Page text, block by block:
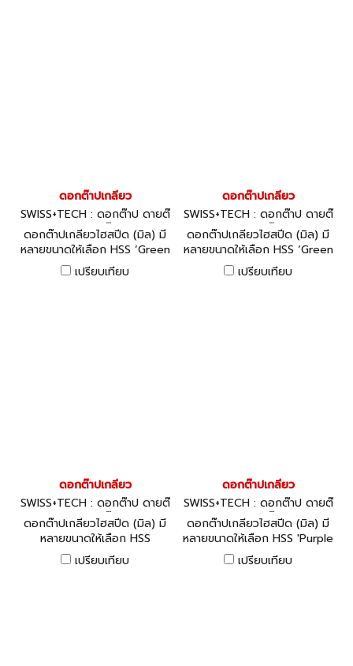
ดอกต๊าปเกลียว
SWISS+TECH : ดอกต๊าป ดายต๊
าป ด้ามต๊าป
ดอกต๊าปเกลียวไฮสปีด (มิล) มี
หลายขนาดให้เลือก HSS ‘Green
Ring’ Fluteless Taps - ISO
Metric Coarse
เปรียบเทียบ
ดอกต๊าปเกลียว
SWISS+TECH : ดอกต๊าป ดายต๊
าป ด้ามต๊าป
ดอกต๊าปเกลียวไฮสปีด (มิล) มี
หลายขนาดให้เลือก HSS ‘Green
Ring’ Taps - ISO Metric
Coarse
เปรียบเทียบ
ดอกต๊าปเกลียว
SWISS+TECH : ดอกต๊าป ดายต๊
าป ด้ามต๊าป
ดอกต๊าปเกลียวไฮสปีด (มิล) มี
หลายขนาดให้เลือก HSS
'Orange Ring' Taps: Spiral
Flute - ISO Metric Coarse,
เปรียบเทียบ
ดอกต๊าปเกลียว
SWISS+TECH : ดอกต๊าป ดายต๊
าป ด้ามต๊าป
ดอกต๊าปเกลียวไฮสปีด (มิล) มี
หลายขนาดให้เลือก HSS 'Purple
Ring' Taps: Spiral Flute - ISO
Metric Coarse, Nitride
เปรียบเทียบ